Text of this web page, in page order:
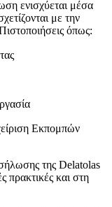
ενισχύεται μέσα
με την
όπως:
Εκπομπών
της Delatolas
πρακτικές και στη